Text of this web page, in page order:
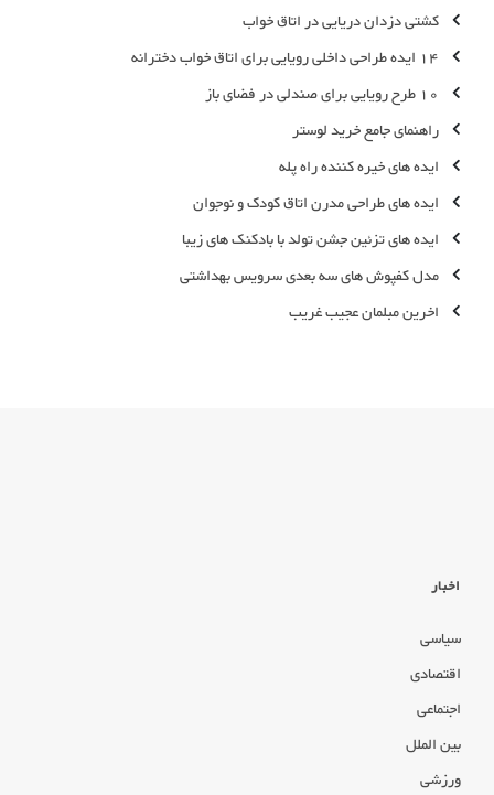
کشتی دزدان دریایی در اتاق خواب
14 ایده طراحی داخلی رویایی برای اتاق خواب دخترانه
10 طرح رویایی برای صندلی در فضای باز
راهنمای جامع خرید لوستر
ایده های خیره کننده راه پله
ایده های طراحی مدرن اتاق کودک و نوجوان
ایده های تزئین جشن تولد با بادکنک های زیبا
مدل کفپوش های سه بعدی سرویس بهداشتی
اخرین مبلمان عجیب غریب
اخبار
سیاسی
اقتصادی
اجتماعی
بین الملل
ورزشی